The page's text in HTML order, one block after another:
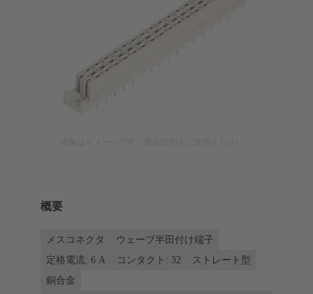
概要
メスコネクタ
ウェーブ半田付け端子
定格電流: ‌6 A
コンタクト: 32
ストレート型
銅合金